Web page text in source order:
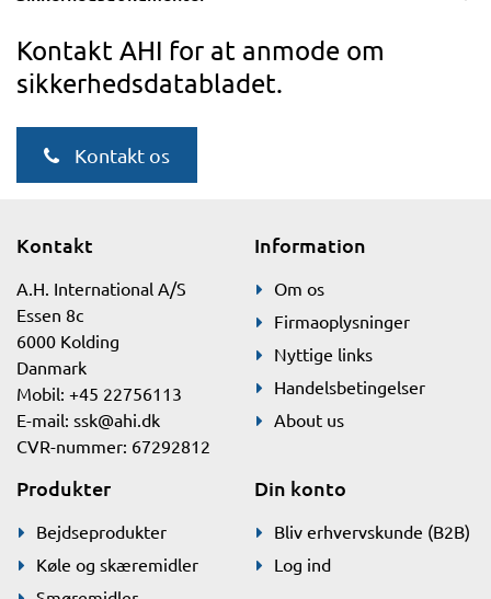
Kontakt AHI for at anmode om
sikkerhedsdatabladet.
Kontakt os
Kontakt
A.H. International A/S
Essen 8c
6000 Kolding
Danmark
Mobil: +45 22756113
E-mail: ssk@ahi.dk
CVR-nummer: 67292812
Information
Om os
Firmaoplysninger
Nyttige links
Handelsbetingelser
About us
Produkter
Bejdseprodukter
Køle og skæremidler
Din konto
Bliv erhvervskunde (B2B)
Log ind